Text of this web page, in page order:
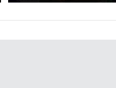
چشمی ناچیز است